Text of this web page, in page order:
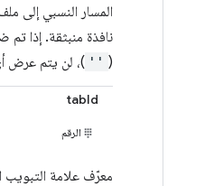
نافذة منبثقة. إذا تم
(
'' )، لن يتم عرض
tabId
الرقم
معرّف علامة التبويب